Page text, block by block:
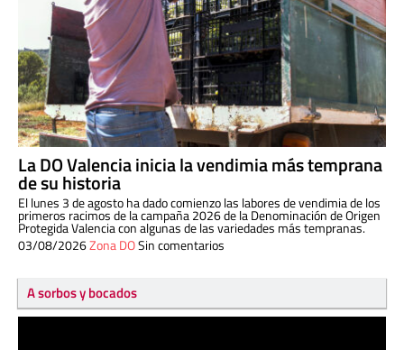
La DO Valencia inicia la vendimia más temprana
de su historia
El lunes 3 de agosto ha dado comienzo las labores de vendimia de los
primeros racimos de la campaña 2026 de la Denominación de Origen
Protegida Valencia con algunas de las variedades más tempranas.
03/08/2026Zona DOSin comentarios
A sorbos y bocados